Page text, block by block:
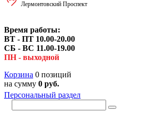
Лермонтовский Проспект
Время работы:
ВТ - ПТ 10.00-20.00
СБ - ВС 11.00-19.00
ПН - выходной
Корзина 0 позиций
на сумму 0 руб.
Персональный раздел